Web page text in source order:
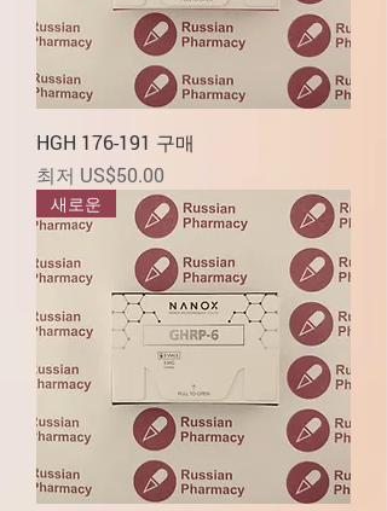
HGH 176-191 구매
최저 US$50.00
할인가
새로운